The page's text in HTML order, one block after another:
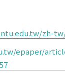
zh-
epaper/